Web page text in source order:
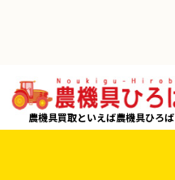
農機具買取といえば農機具ひろば